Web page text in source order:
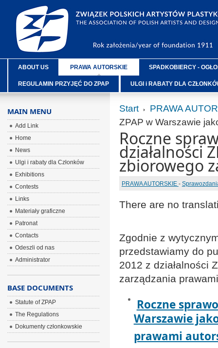
ABOUT US PRAWA AUTORSKIE SPADKOBIERCY -
REGULAMIN PRZYJĘĆ DO ZPAP ULGI i RABATY DLA
Start
PRAWA
ZPAP w Warszawie
Roczne
działalności
zbiorowego
PRAWA AUTORSKIE -
There are no
Zgodnie z
przedstawiamy do
2012 z działalności
zarządzania
Roczne
Warszawie
prawami
MAIN MENU
Add Link
Home
News
Ulgi i rabaty dla Członków
Exhibitions
Contests
Links
Materiały graficzne
Patronat
Contacts
Odeszli od nas
Administrator
BASE DOCUMENTS
Statute of ZPAP
The Regulations
Dokumenty członkowskie